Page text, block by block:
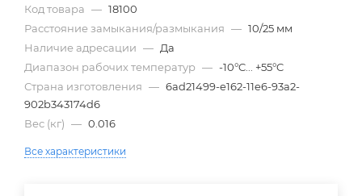
Код товара — 18100
Расстояние замыкания/размыкания — 10/25 мм
Наличие адресации — Да
Диапазон рабочих температур — -10°C... +55°C
Страна изготовления — 6ad21499-e162-11e6-93a2-
902b343174d6
Вес (кг) — 0.016
Все характеристики